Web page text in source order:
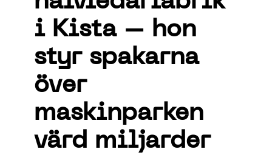
i Kista – hon
styr spakarna
över
maskinparken
värd miljarder